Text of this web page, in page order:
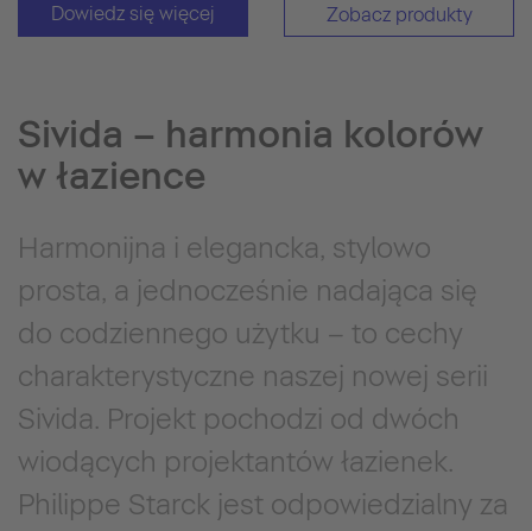
Dowiedz się więcej Zobacz produkty
Sivida – harmonia kolorów
w łazience
Harmonijna i elegancka, stylowo
prosta, a jednocześnie nadająca się
do codziennego użytku – to cechy
charakterystyczne naszej nowej serii
Sivida. Projekt pochodzi od dwóch
wiodących projektantów łazienek.
Philippe Starck jest odpowiedzialny za